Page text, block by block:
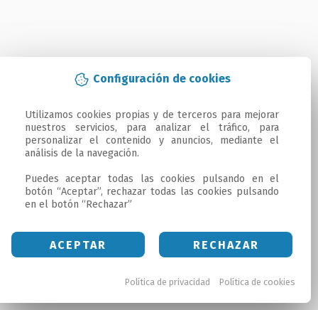
Configuración de cookies
Utilizamos cookies propias y de terceros para mejorar
nuestros servicios, para analizar el tráfico, para
personalizar el contenido y anuncios, mediante el
análisis de la navegación.
Puedes aceptar todas las cookies pulsando en el
botón “Aceptar”, rechazar todas las cookies pulsando
en el botón “Rechazar”
ACEPTAR RECHAZAR
Política de privacidad Política de cookies